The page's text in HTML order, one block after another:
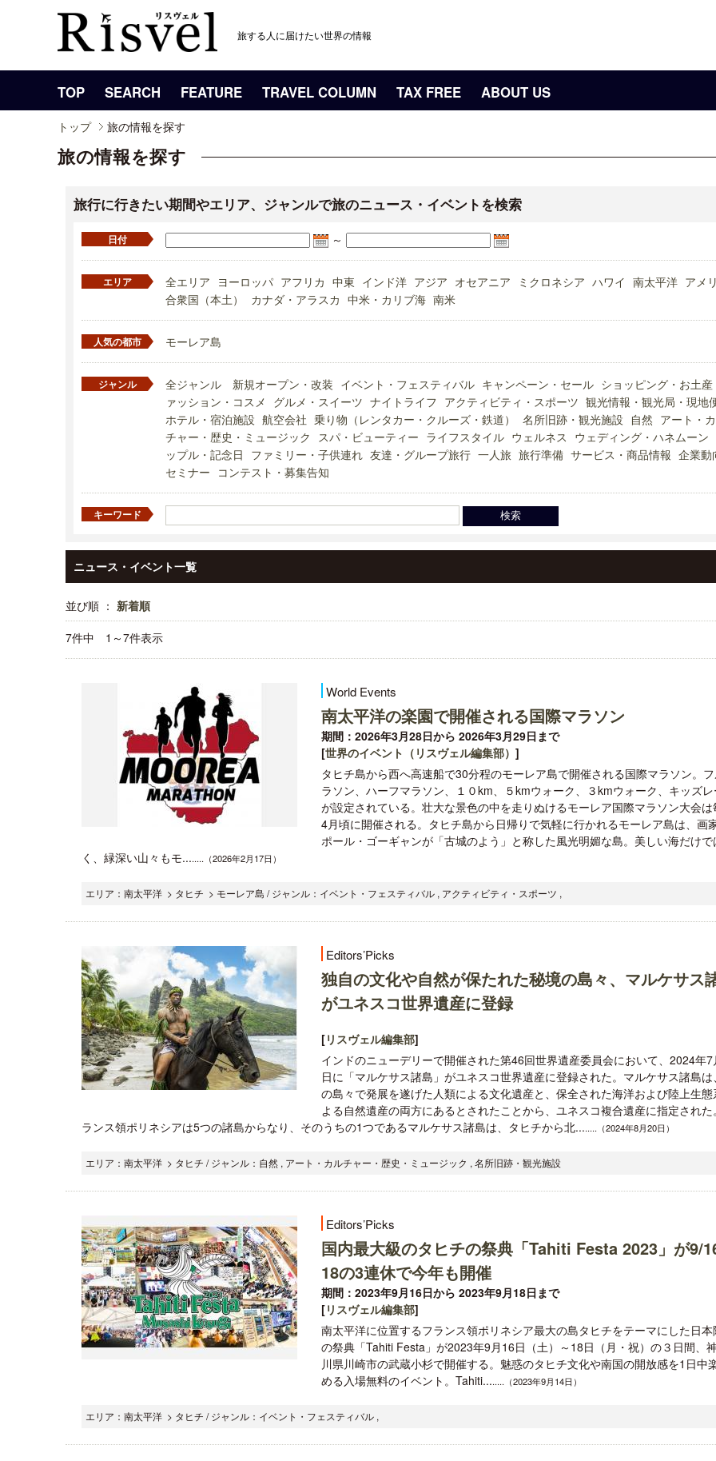
旅する人に届けたい世界の情報
TOP SEARCH FEATURE TRAVEL COLUMN TAX FREE ABOUT US
トップ 旅の情報を探す
旅の情報を探す
旅行に行きたい期間やエリア、ジャンルで旅のニュース・イベントを検索
日付 ～
エリア 全エリア ヨーロッパ アフリカ 中東 インド洋 アジア オセアニア ミクロネシア ハワイ 南太平洋 アメ
合衆国（本土）
カナダ・アラスカ 中米・カリブ海 南米
人気の都市 モーレア島
ジャンル 全ジャンル 新規オープン・改装 イベント・フェスティバル キャンペーン・セール ショッピング・お土産
ァッション・コスメ グルメ・スイーツ ナイトライフ アクティビティ・スポーツ 観光情報・観光局・現地
ホテル・宿泊施設 航空会社 乗り物（レンタカー・クルーズ・鉄道） 名所旧跡・観光施設 自然 アート・
チャー・歴史・ミュージック スパ・ビューティー ライフスタイル ウェルネス ウェディング・ハネムーン
ップル・記念日 ファミリー・子供連れ 友達・グループ旅行 一人旅 旅行準備 サービス・商品情報 企業動
セミナー コンテスト・募集告知
キーワード
ニュース・イベント一覧
並び順 ： 新着順
7件中 1～7件表示
World Events
南太平洋の楽園で開催される国際マラソン
期間：2026年3月28日から 2026年3月29日まで
[世界のイベント（リスヴェル編集部） ]
タヒチ島から西へ高速船で30分程のモーレア島で開催される国際マラソン。
ラソン、ハーフマラソン、１０km、５kmウォーク、３kmウォーク、キッズレ
が設定されている。壮大な景⾊の中を⾛りぬけるモーレア国際マラソン大会は
4月頃に開催される。タヒチ島から⽇帰りで気軽に⾏かれるモーレア島は、画
ポール・ゴーギャンが「古城のよう」と称した風光明媚な島。美しい海だけで
く、緑深い⼭々もモ........（2026年2月17日）
エリア：南太平洋 > タヒチ > モーレア島 / ジャンル：イベント・フェスティバル , アクティビティ・スポーツ ,
Editors’Picks
独自の文化や自然が保たれた秘境の島々、マルケサス
がユネスコ世界遺産に登録
[リスヴェル編集部]
インドのニューデリーで開催された第46回世界遺産委員会において、2024年7
日に「マルケサス諸島」がユネスコ世界遺産に登録された。マルケサス諸島は
の島々で発展を遂げた人類による文化遺産と、保全された海洋および陸上生態
よる自然遺産の両方にあるとされたことから、ユネスコ複合遺産に指定された
ランス領ポリネシアは5つの諸島からなり、そのうちの1つであるマルケサス諸島は、タヒチから北........（2024年8月20日）
エリア：南太平洋 > タヒチ / ジャンル：自然 , アート・カルチャー・歴史・ミュージック , 名所旧跡・観光施設
Editors’Picks
国内最大級のタヒチの祭典「Tahiti Festa 2023」が9/
18の3連休で今年も開催
期間：2023年9月16日から 2023年9月18日まで
[リスヴェル編集部]
南太平洋に位置するフランス領ポリネシア最大の島タヒチをテーマにした日本
の祭典「Tahiti Festa」が2023年9月16日（土）～18日（月・祝）の３日間、
川県川崎市の武蔵小杉で開催する。魅惑のタヒチ文化や南国の開放感を1日中
める入場無料のイベント。Tahiti........（2023年9月14日）
エリア：南太平洋 > タヒチ / ジャンル：イベント・フェスティバル ,
クアロア・ランチ、新予約システム導
入のお知らせ
ロサンゼルス観光局、ウォ
ズニーゆかりのスポット10